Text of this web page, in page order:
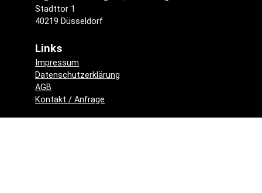
Stadttor 1
40219 Düsseldorf
Links
Impressum
Datenschutzerklärung
AGB
Kontakt / Anfrage